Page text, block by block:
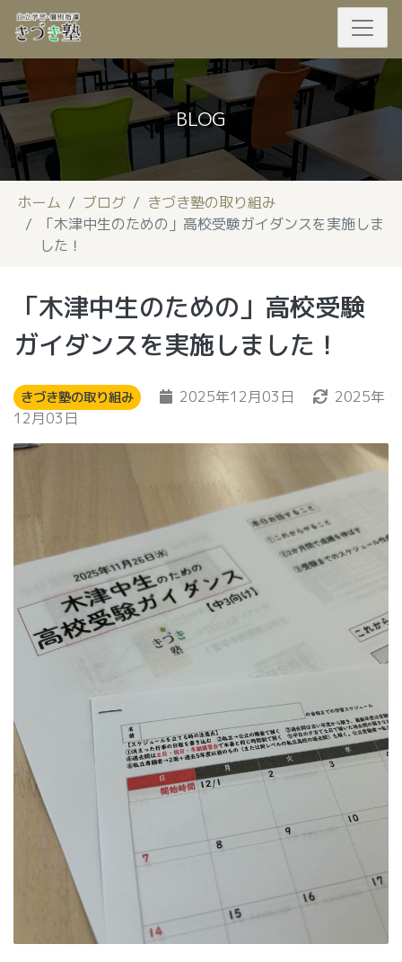
BLOG
ホーム ブログ
きづき塾の取り組み
「木津中生のための」高校受験ガイダンスを実施しま
した！
「木津中生のための」高校受験
ガイダンスを実施しました！
きづき塾の取り組み 2025年12月03日
2025年
12月03日